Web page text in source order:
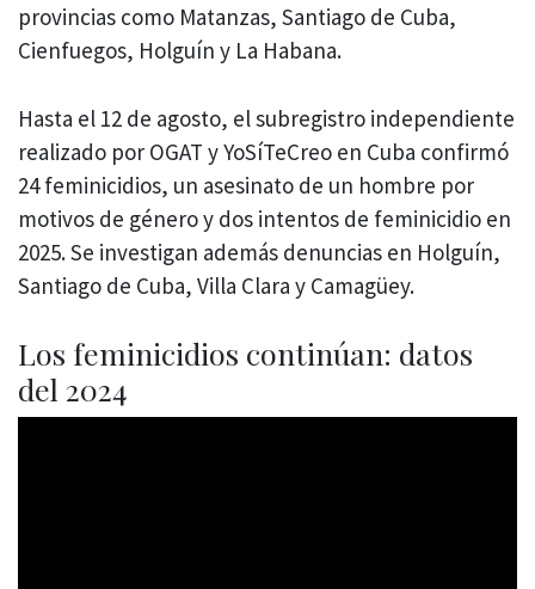
provincias como Matanzas, Santiago de Cuba,
Cienfuegos, Holguín y La Habana.
Hasta el 12 de agosto, el subregistro independiente
realizado por OGAT y YoSíTeCreo en Cuba confirmó
24 feminicidios, un asesinato de un hombre por
motivos de género y dos intentos de feminicidio en
2025. Se investigan además denuncias en Holguín,
Santiago de Cuba, Villa Clara y Camagüey.
Los feminicidios continúan: datos
del 2024